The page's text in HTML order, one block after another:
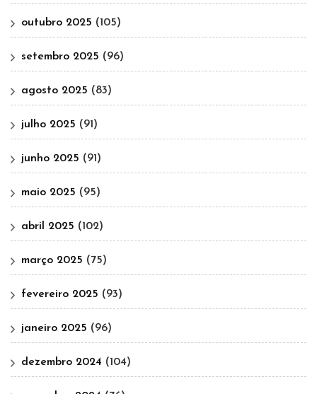
outubro 2025 (105)
setembro 2025 (96)
agosto 2025 (83)
julho 2025 (91)
junho 2025 (91)
maio 2025 (95)
abril 2025 (102)
março 2025 (75)
fevereiro 2025 (93)
janeiro 2025 (96)
dezembro 2024 (104)